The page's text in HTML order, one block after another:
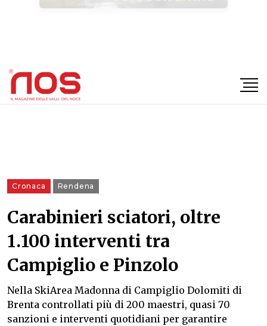
×
Cronaca Rendena
Carabinieri sciatori, oltre
1.100 interventi tra
Campiglio e Pinzolo
Nella SkiArea Madonna di Campiglio Dolomiti di
Brenta controllati più di 200 maestri, quasi 70
sanzioni e interventi quotidiani per garantire